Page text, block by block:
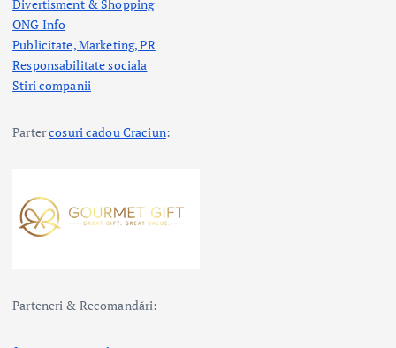
Divertisment & Shopping
ONG Info
Publicitate, Marketing, PR
Responsabilitate sociala
Stiri companii
Partercosuri cadou Craciun:
Parteneri & Recomandări: